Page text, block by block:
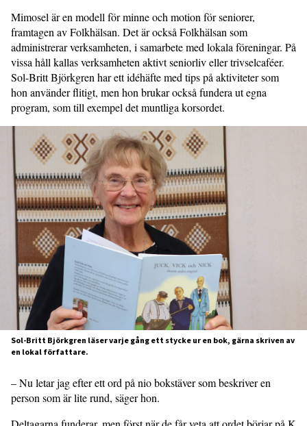
Mimosel är en modell för minne och motion för seniorer,
framtagen av Folkhälsan. Det är också Folkhälsan som
administrerar verksamheten, i samarbete med lokala föreningar. På
vissa håll kallas verksamheten aktivt seniorliv eller trivselcaféer.
Sol-Britt Björkgren har ett idéhäfte med tips på aktiviteter som
hon använder flitigt, men hon brukar också fundera ut egna
program, som till exempel det muntliga korsordet.
Sol-Britt Björkgren läser varje gång ett stycke ur en bok, gärna skriven av
en lokal författare.
– Nu letar jag efter ett ord på nio bokstäver som beskriver en
person som är lite rund, säger hon.